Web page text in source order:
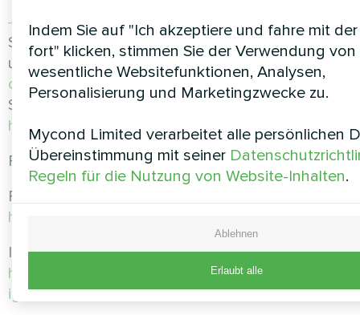
Sehen Sie unser Angebot an Wärmepumpen
unter
https://mycond-pl.eu/catalog/pompy-
ciepla
Sie können uns auch gerne unter
https://mycond-pl.eu/contacts kontaktieren
Folgen Sie uns in den sozialen Netzwerken!
Facebook:
https://www.facebook.com/mycondpolska
Instagram:
https://www.instagram.com/mycond.pl/?
igshid=MGU3ZTQzNzY%3D
Indem Sie auf "Ich akzeptiere und fahre mit
fort" klicken, stimmen Sie der Verwendung
wesentliche Websitefunktionen, Analysen,
Personalisierung und Marketingzwecke zu.
Mycond Limited verarbeitet alle persönlichen
Übereinstimmung mit seiner
Regeln für die Nutzung von Website-Inhalten.
Ablehnen
Erlaubt alle